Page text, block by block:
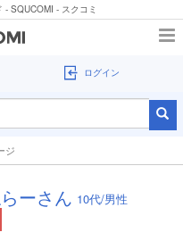
SQUCOMI - スクコミ
ログイン
ジ
ーさん 10代/男性